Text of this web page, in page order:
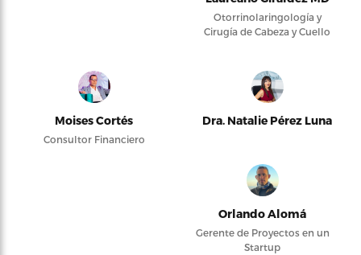
Otorrinolaringología y
Cirugía de Cabeza y Cuello
Moises Cortés
Consultor Financiero
Dra. Natalie Pérez Luna
Orlando Alomá
Gerente de Proyectos en un
Startup